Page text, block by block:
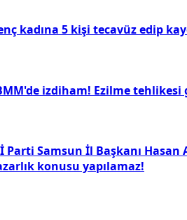
kadına 5 kişi tecavüz edip
izdiham! Ezilme tehlikesi
Parti Samsun İl Başkanı
konusu yapılamaz!